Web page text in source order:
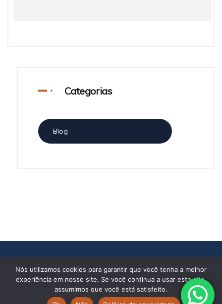
Categorias
Blog
Política de Privacidade|Política de Cookies
Nós utilizamos cookies para garantir que você tenha a melhor
experiência em nosso site. Se você continua a usar este site,
assumimos que você está satisfeito.